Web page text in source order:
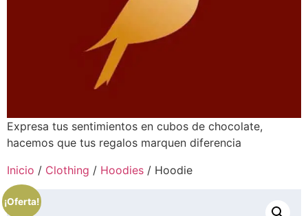
Expresa tus sentimientos en cubos de chocolate,
hacemos que tus regalos marquen diferencia
Inicio / Clothing / Hoodies / Hoodie
¡Oferta!